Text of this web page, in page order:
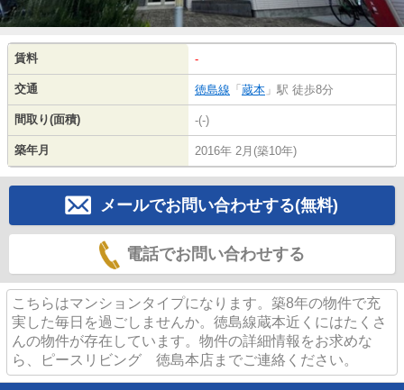
賃料 -
交通 徳島線 「 蔵本 」駅 徒歩8分
間取り(面積) -(-)
築年月 2016年 2月(築10年)
メールでお問い合わせする(無料)
電話でお問い合わせする
こちらはマンションタイプになります。築8年の物件で充
実した毎日を過ごしませんか。徳島線蔵本近くにはたくさ
んの物件が存在しています。物件の詳細情報をお求めな
ら、ピースリビング 徳島本店までご連絡ください。